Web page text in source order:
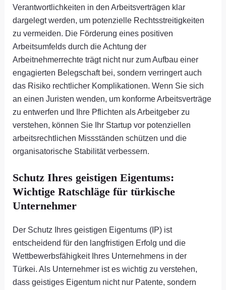
Verantwortlichkeiten in den Arbeitsverträgen klar
dargelegt werden, um potenzielle Rechtsstreitigkeiten
zu vermeiden. Die Förderung eines positiven
Arbeitsumfelds durch die Achtung der
Arbeitnehmerrechte trägt nicht nur zum Aufbau einer
engagierten Belegschaft bei, sondern verringert auch
das Risiko rechtlicher Komplikationen. Wenn Sie sich
an einen Juristen wenden, um konforme Arbeitsverträge
zu entwerfen und Ihre Pflichten als Arbeitgeber zu
verstehen, können Sie Ihr Startup vor potenziellen
arbeitsrechtlichen Missständen schützen und die
organisatorische Stabilität verbessern.
Schutz Ihres geistigen Eigentums:
Wichtige Ratschläge für türkische
Unternehmer
Der Schutz Ihres geistigen Eigentums (IP) ist
entscheidend für den langfristigen Erfolg und die
Wettbewerbsfähigkeit Ihres Unternehmens in der
Türkei. Als Unternehmer ist es wichtig zu verstehen,
dass geistiges Eigentum nicht nur Patente, sondern